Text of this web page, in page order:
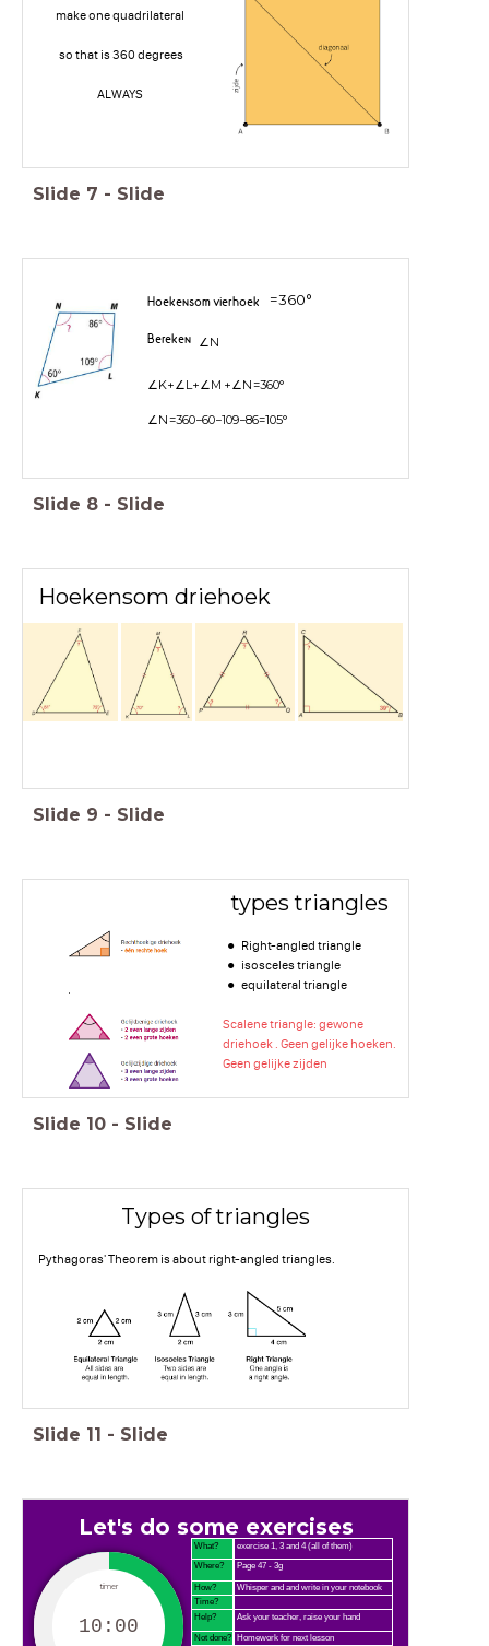
make one quadrilateral
so that is 360 degrees
ALWAYS
Slide 7 - Slide
Hoekensom vierhoek
Bereken
=360°
∠ N
∠ K+∠ L +∠ M +∠ N=360°
∠ N=360−60−109−86=105°
Slide 8 - Slide
Hoekensom driehoek
Slide 9 - Slide
types triangles
Right-angled triangle
isosceles triangle
equilateral triangle
Scalene triangle: gewone
driehoek . Geen gelijke hoeken.
Geen gelijke zijden
Slide 10 - Slide
Types of triangles
Pythagoras' Theorem is about right-angled triangles.
Slide 11 - Slide
Let's do some exercises
timer
10:00
What? exercise 1, 3 and 4 (all of them)
Where? Page 47 - 3g
How?
Whisper and and write in your notebook
Time?
Help?
Ask your teacher, raise your hand
Not done?
Homework for next lesson